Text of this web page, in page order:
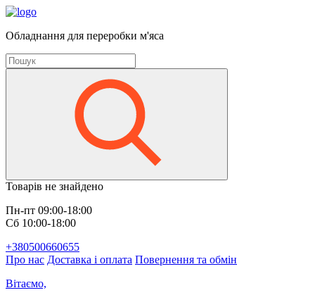
Обладнання для переробки м'яса
Товарів не знайдено
Пн-пт 09:00-18:00
Сб 10:00-18:00
+380500660655
Про нас Доставка і оплата Повернення та обмін
Вітаємо,